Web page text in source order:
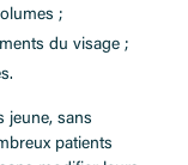
;
du visage ;
jeune, sans
patients